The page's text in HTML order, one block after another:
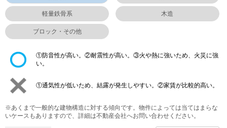
軽量鉄骨系 木造
ブロック・その他
①防音性が高い。②耐震性が高い。③火や熱に強いため、火災に強
い。
①通気性が低いため、結露が発生しやすい。②家賃が比較的高い。
※あくまで一般的な建物構造に対する傾向です。物件によっては当てはまらな
いケースもありますので、詳細は不動産会社へお問い合わせください。